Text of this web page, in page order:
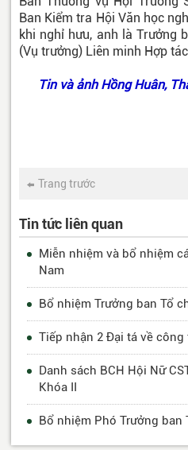
Ban Kiểm tra Hội Văn học
khi nghỉ hưu, anh là Trưởng
(Vụ trưởng) Liên minh Hợp
Tin và ảnh Hồng Huân,
Trang trước
Tin tức liên quan
Miễn nhiệm và bổ nhiệm
Nam
Bổ nhiệm Trưởng ban Tổ
Tiếp nhận 2 Đại tá về công
Danh sách BCH Hội Nữ
Khóa II
Bổ nhiệm Phó Trưởng ban